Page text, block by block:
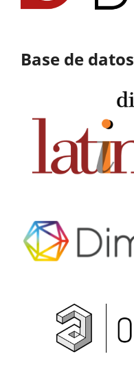
Base de datos